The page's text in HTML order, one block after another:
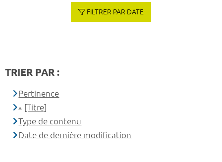
FILTRER PAR DATE
TRIER PAR :
Pertinence
[Titre]
Type de contenu
Date de dernière modification